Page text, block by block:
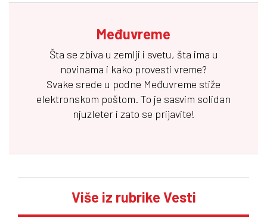
Međuvreme
Šta se zbiva u zemlji i svetu, šta ima u
novinama i kako provesti vreme?
Svake srede u podne Međuvreme stiže
elektronskom poštom. To je sasvim solidan
njuzleter i zato se prijavite!
Više iz rubrike Vesti